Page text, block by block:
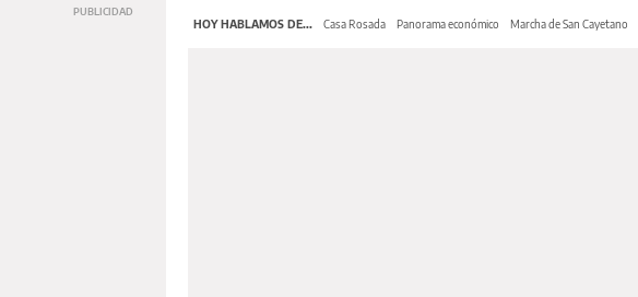
HOY HABLAMOS DE... Casa Rosada Panorama económico Marcha de San Cayetano